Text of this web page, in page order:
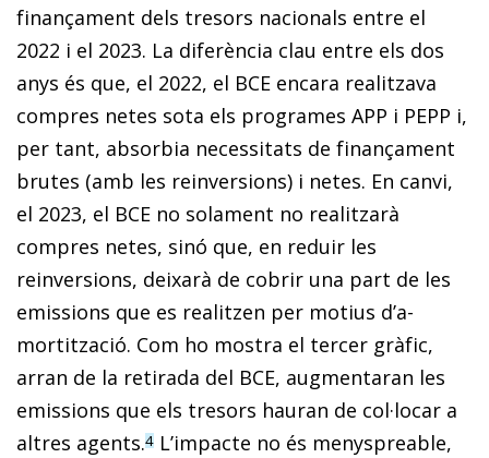
finançament dels tresors nacionals entre el
2022 i el 2023. La diferència clau entre els dos
anys és que, el 2022, el BCE encara realitzava
compres netes sota els programes APP i PEPP i,
per tant, absorbia necessitats de finançament
brutes (amb les reinversions) i netes. En canvi,
el 2023, el BCE no solament no realitzarà
compres netes, sinó que, en reduir les
reinversions, deixarà de cobrir una part de les
emissions que es realitzen per motius d’a­­
mortització. Com ho mostra el tercer gràfic,
arran de la retirada del BCE, augmentaran les
emissions que els tresors hauran de col·locar a
altres agents.4 L’impacte no és menyspreable,